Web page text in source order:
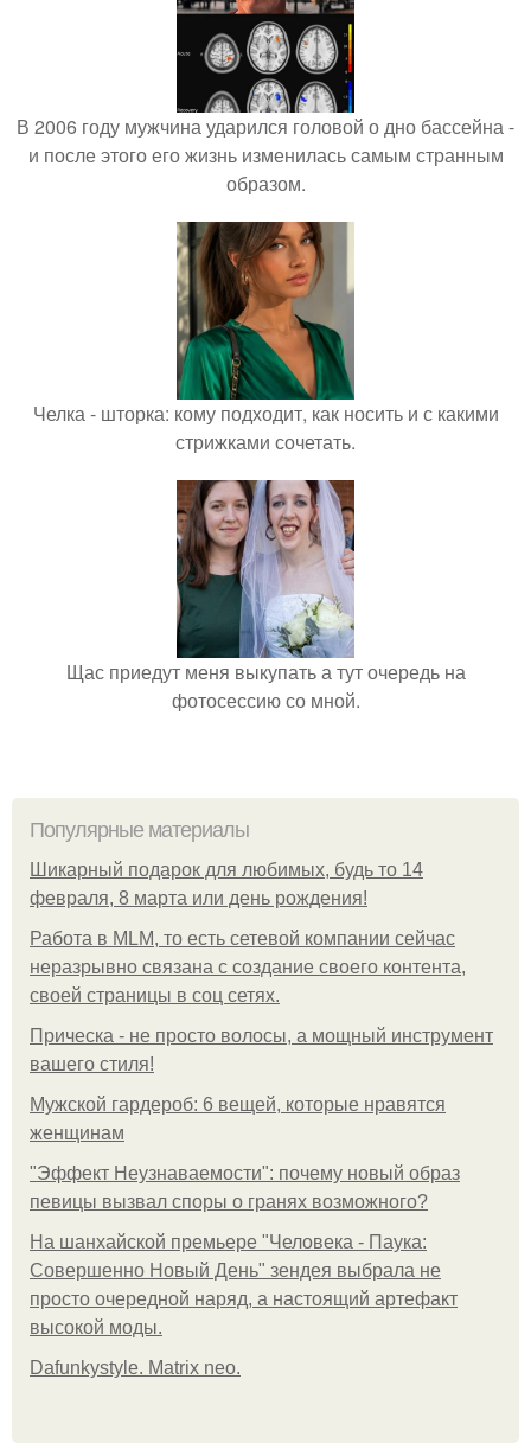
В 2006 году мужчина ударился головой о дно бассейна -
и после этого его жизнь изменилась самым странным
образом.
Челка - шторка: кому подходит, как носить и с какими
стрижками сочетать.
Щас приедут меня выкупать а тут очередь на
фотосессию со мной.
Популярные материалы
Шикарный подарок для любимых, будь то 14
февраля, 8 марта или день рождения!
Работа в MLM, то есть сетевой компании сейчас
неразрывно связана с создание своего контента,
своей страницы в соц сетях.
Прическа - не просто волосы, а мощный инструмент
вашего стиля!
Мужской гардероб: 6 вещей, которые нравятся
женщинам
"Эффект Неузнаваемости": почему новый образ
певицы вызвал споры о гранях возможного?
На шанхайской премьере "Человека - Паука:
Совершенно Новый День" зендея выбрала не
просто очередной наряд, а настоящий артефакт
высокой моды.
Dafunkystyle. Matrix neo.